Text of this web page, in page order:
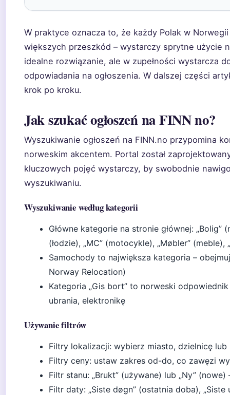
W praktyce oznacza to, że każdy Polak w
większych przeszkód – wystarczy sprytne użycie
idealne rozwiązanie, ale w zupełności wystarcza
odpowiadania na ogłoszenia. W dalszej części
krok po kroku.
Jak szukać ogłoszeń na FINN no?
Wyszukiwanie ogłoszeń na FINN.no przypomina
norweskim akcentem. Portal został
kluczowych pojęć wystarczy, by swobodnie
wyszukiwaniu.
Wyszukiwanie według kategorii
Główne kategorie na stronie głównej: „Bolig”
(łodzie), „MC” (motocykle), „Møbler”
Samochody to największa kategoria –
Norway Relocation)
Kategoria „Gis bort” to norweski
ubrania, elektronikę
Używanie filtrów
Filtry lokalizacji: wybierz miasto, dzielnicę
Filtry ceny: ustaw zakres od-do, co zawęzi
Filtr stanu: „Brukt” (używane) lub „Ny”
Filtr daty: „Siste døgn” (ostatnia doba),